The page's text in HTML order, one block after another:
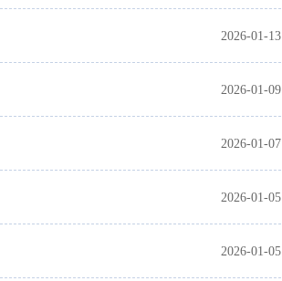
2026-01-13
2026-01-09
2026-01-07
2026-01-05
2026-01-05